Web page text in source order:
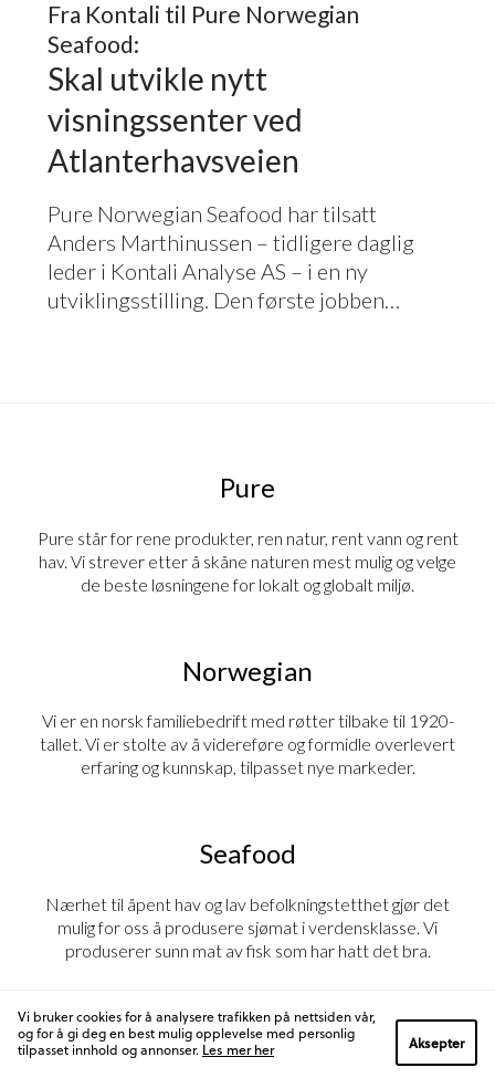
Fra Kontali til Pure Norwegian
Seafood:
Skal utvikle nytt
visningssenter ved
Atlanterhavsveien
Pure Norwegian Seafood har tilsatt
Anders Marthinussen – tidligere daglig
leder i Kontali AnalyseAS – i en ny
utviklingsstilling. Den første jobben…
Pure
Pure står for rene produkter, ren natur, rent vann og rent
hav. Vi strever etter å skåne naturen mest mulig og velge
de beste løsningene for lokalt og globalt miljø.
Norwegian
Vi er en norsk familiebedrift med røtter tilbake til 1920-
tallet. Vi er stolte av å videreføre og formidle overlevert
erfaring og kunnskap, tilpasset nye markeder.
Seafood
Nærhet til åpent hav og lav befolkningstetthet gjør det
mulig for oss å produsere sjømat i verdensklasse. Vi
produserer sunn mat av fisk som har hatt det bra.
PERSONVERN
Vi bruker cookies for å analysere trafikken på nettsiden vår,
og for å gi deg en best mulig opplevelse med personlig
tilpasset innhold og annonser. Les mer her Aksepter